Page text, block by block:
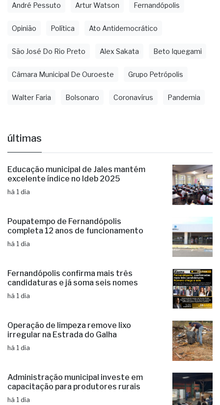
André Pessuto Artur Watson Fernandópolis
Opinião Política Ato Antidemocrático
São José Do Rio Preto Alex Sakata Beto Iquegami
Câmara Municipal De Ouroeste Grupo Petrópolis
Walter Faria Bolsonaro Coronavírus Pandemia
últimas
Educação municipal de Jales mantém
excelente índice no Ideb 2025
há 1 dia
Poupatempo de Fernandópolis
completa 12 anos de funcionamento
há 1 dia
Fernandópolis confirma mais três
candidaturas e já soma seis nomes
há 1 dia
Operação de limpeza remove lixo
irregular na Estrada do Galha
há 1 dia
Administração municipal investe em
capacitação para produtores rurais
há 1 dia